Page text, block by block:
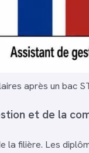
après un bac
et de la
la filière. Les